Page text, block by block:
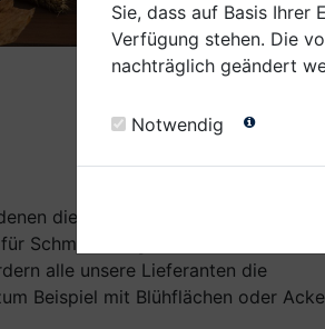
Ein Plus für
die Zutaten für das
Schmetterlinge, Bienen und
alle unsere Lieferanten die
Beispiel mit Blühflächen oder
Sie, dass auf Basis
Verfügung stehen. Die
nachträglich geändert
Notwendig